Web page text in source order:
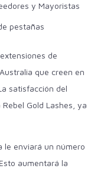
y Mayoristas
pestañas
de
que creen en
satisfacción del
Gold Lashes, ya
le enviará un número
aumentará la